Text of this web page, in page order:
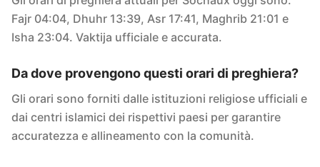
Fajr 04:04, Dhuhr 13:39, Asr 17:41, Maghrib 21:01 e
Isha 23:04. Vaktija ufficiale e accurata.
Da dove provengono questi orari di preghiera?
Gli orari sono forniti dalle istituzioni religiose ufficiali e
dai centri islamici dei rispettivi paesi per garantire
accuratezza e allineamento con la comunità.